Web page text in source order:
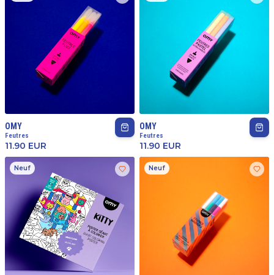
OMY
Feutres
11.90 EUR
OMY
Feutres
11.90 EUR
Neuf Neuf